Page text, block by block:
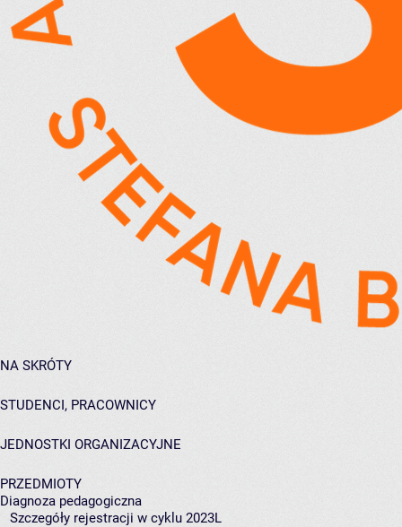
NA SKRÓTY
STUDENCI, PRACOWNICY
JEDNOSTKI ORGANIZACYJNE
PRZEDMIOTY
Diagnoza pedagogiczna
Szczegóły rejestracji w cyklu 2023L